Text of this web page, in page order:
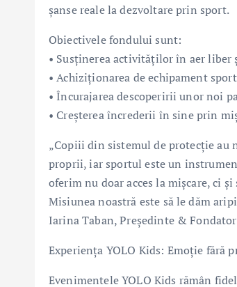
șanse reale la dezvoltare prin sport.
Obiectivele fondului sunt:
• Susținerea activităților în aer liber
• Achiziționarea de echipament
• Încurajarea descoperirii unor noi
• Creșterea încrederii în sine prin
„Copiii din sistemul de protecție au
proprii, iar sportul este un
oferim nu doar acces la mișcare, ci
Misiunea noastră este să le dăm
Iarina Taban, Președinte &
Experiența YOLO Kids: Emoție fără
Evenimentele YOLO Kids rămân